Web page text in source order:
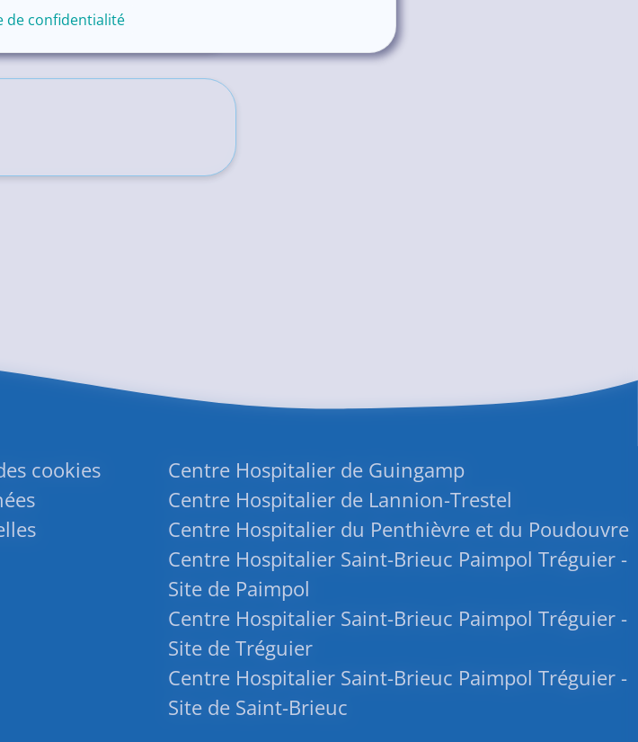
cookies
Centre Hospitalier de Guingamp
Centre Hospitalier de Lannion-Trestel
Centre Hospitalier du Penthièvre et du Poudouvre
Centre Hospitalier Saint-Brieuc Paimpol Tréguier -
Site de Paimpol
Centre Hospitalier Saint-Brieuc Paimpol Tréguier -
Site de Tréguier
Centre Hospitalier Saint-Brieuc Paimpol Tréguier -
Site de Saint-Brieuc
de confidentialité